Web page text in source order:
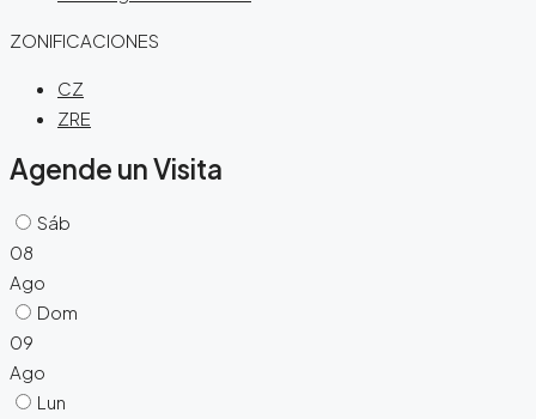
ZONIFICACIONES
CZ
ZRE
Agende un Visita
Sáb
08
Ago
Dom
09
Ago
Lun